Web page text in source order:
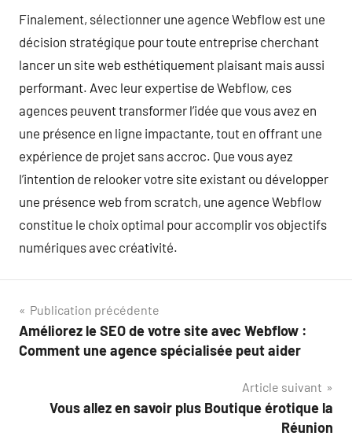
Finalement, sélectionner une agence Webflow est une
décision stratégique pour toute entreprise cherchant
lancer un site web esthétiquement plaisant mais aussi
performant. Avec leur expertise de Webflow, ces
agences peuvent transformer l’idée que vous avez en
une présence en ligne impactante, tout en offrant une
expérience de projet sans accroc. Que vous ayez
l’intention de relooker votre site existant ou développer
une présence web from scratch, une agence Webflow
constitue le choix optimal pour accomplir vos objectifs
numériques avec créativité.
Navigation
de
Publication précédente
Améliorez le SEO de votre site avec Webflow :
Comment une agence spécialisée peut aider
Article suivant
Vous allez en savoir plus Boutique érotique la
Réunion